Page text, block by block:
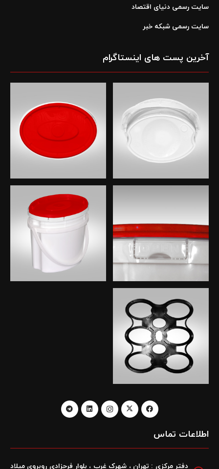
سایت رسمی دنیای اقتصاد
سایت رسمی شبکه خبر
آخرین پست های اینستاگرام
اطلاعات تماس
دفتر مرکزی : تهران ، شهرک غرب ، بلوار فرحزادی روبروی میلاد